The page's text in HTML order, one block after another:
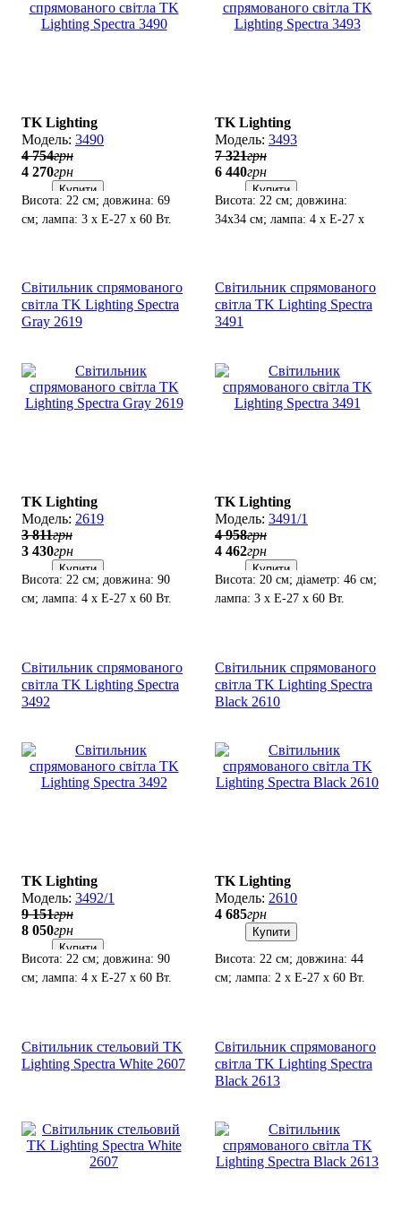
TK Lighting
3490
4 754грн
4 270грн
Купити
Висота: 22 см; довжина: 69
см; лампа: 3 х Е-27 х 60 Вт.
TK Lighting
3493
7 321грн
6 440грн
Купити
Висота: 22 см; довжина:
34х34 см; лампа: 4 х Е-27 х
Світильник спрямованого
світла TK Lighting Spectra
Gray 2619
TK Lighting
2619
3 811грн
3 430грн
Купити
Висота: 22 см; довжина: 90
см; лампа: 4 х Е-27 х 60 Вт.
Світильник спрямованого
світла TK Lighting Spectra
3491
TK Lighting
3491/1
4 958грн
4 462грн
Купити
Висота: 20 см; діаметр: 46 см;
лампа: 3 х Е-27 х 60 Вт.
Світильник спрямованого
світла TK Lighting Spectra
3492
TK Lighting
3492/1
9 151грн
8 050грн
Купити
Висота: 22 см; довжина: 90
см; лампа: 4 х Е-27 х 60 Вт.
Світильник спрямованого
світла TK Lighting Spectra
Black 2610
TK Lighting
2610
4 685грн
Купити
Висота: 22 см; довжина: 44
см; лампа: 2 х Е-27 х 60 Вт.
Світильник стельовий TK
Lighting Spectra White 2607
Світильник спрямованого
світла TK Lighting Spectra
Black 2613